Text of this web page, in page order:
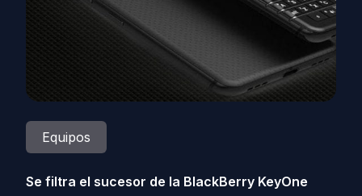
Equipos
Se filtra el sucesor de la BlackBerry KeyOne